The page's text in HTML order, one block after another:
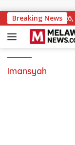
Breaking News
Award
Imansyah